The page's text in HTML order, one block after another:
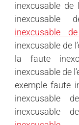
inexcusable de
inexcusable
inexcusable
inexcusable de
la faute
inexcusable de
exemple faute
inexcusable
inexcusable